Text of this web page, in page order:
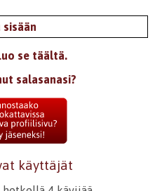
sisään
se täältä.
salasanasi?
käyttäjät